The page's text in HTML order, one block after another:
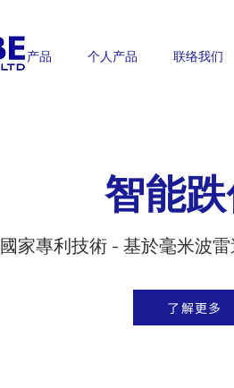
产品 个人产品 联络我们
智能
國家專利技術 - 基於毫米波
了解更多